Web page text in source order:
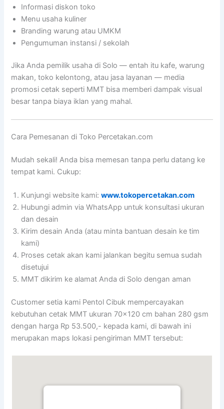
Informasi diskon toko
Menu usaha kuliner
Branding warung atau UMKM
Pengumuman instansi / sekolah
Jika Anda pemilik usaha di Solo — entah itu kafe, warung
makan, toko kelontong, atau jasa layanan — media
promosi cetak seperti MMT bisa memberi dampak visual
besar tanpa biaya iklan yang mahal.
Cara Pemesanan di Toko Percetakan.com
Mudah sekali! Anda bisa memesan tanpa perlu datang ke
tempat kami. Cukup:
Kunjungi website kami:www.tokopercetakan.com
Hubungi admin via WhatsApp untuk konsultasi ukuran
dan desain
Kirim desain Anda (atau minta bantuan desain ke tim
kami)
Proses cetak akan kami jalankan begitu semua sudah
disetujui
MMT dikirim ke alamat Anda di Solo dengan aman
Customer setia kami Pentol Cibuk mempercayakan
kebutuhan cetak MMT ukuran 70×120 cm bahan 280 gsm
dengan harga Rp 53.500,- kepada kami, di bawah ini
merupakan maps lokasi pengiriman MMT tersebut: